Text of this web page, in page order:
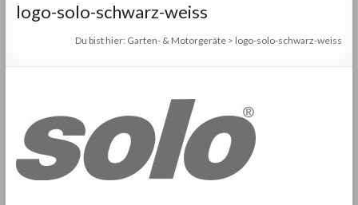
logo-solo-schwarz-weiss
Du bist hier: Garten- & Motorgeräte > logo-solo-schwarz-weiss